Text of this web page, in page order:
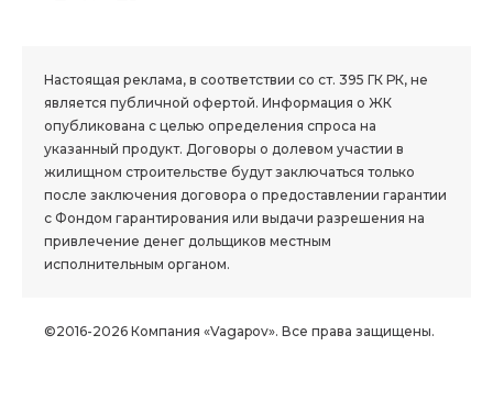
Настоящая реклама, в соответствии со ст. 395 ГК РК, не
является публичной офертой. Информация о ЖК
опубликована с целью определения спроса на
указанный продукт. Договоры о долевом участии в
жилищном строительстве будут заключаться только
после заключения договора о предоставлении гарантии
с Фондом гарантирования или выдачи разрешения на
привлечение денег дольщиков местным
исполнительным органом.
©2016-2026 Компания «Vagapov». Все права защищены.